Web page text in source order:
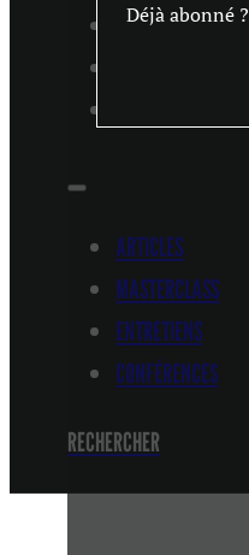
MASTERCLASS
ARTICLES
MASTERCLASS
ENTRETIENS
CONFÉRENCES
RECHERCHER
Déjà abonné ?